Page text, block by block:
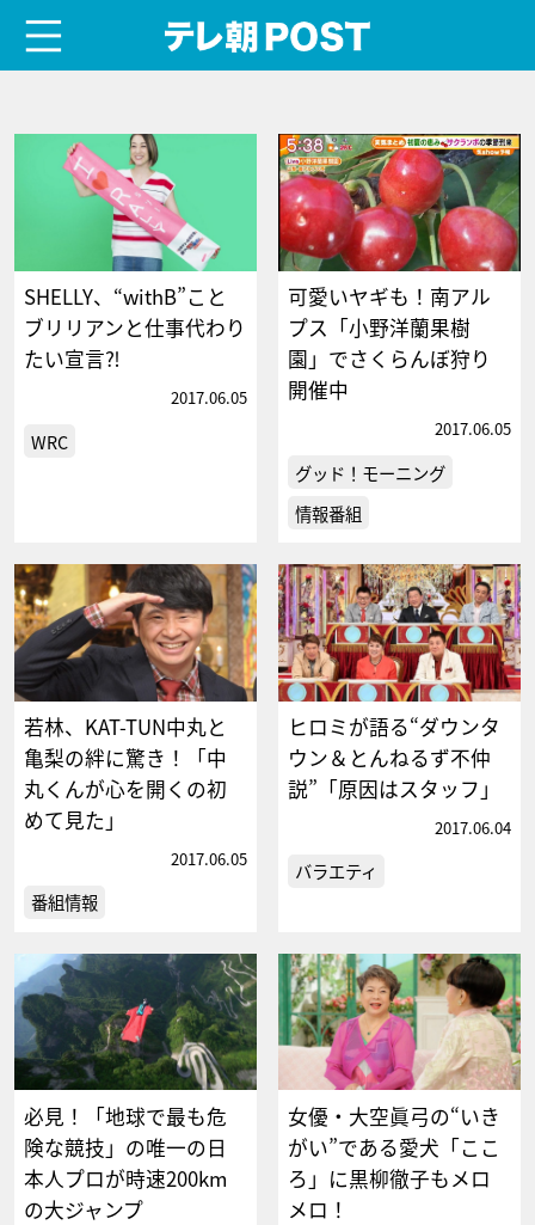
SHELLY、“withB”こと
ブリリアンと仕事代わり
たい宣言⁈
2017.06.05
WRC
可愛いヤギも！南アル
プス「小野洋蘭果樹
園」でさくらんぼ狩り
開催中
2017.06.05
グッド！モーニング
情報番組
若林、KAT-TUN中丸と
亀梨の絆に驚き！「中
丸くんが心を開くの初
めて見た」
2017.06.05
番組情報
ヒロミが語る“ダウンタ
ウン＆とんねるず不仲
説”「原因はスタッフ」
2017.06.04
バラエティ
必見！「地球で最も危
険な競技」の唯一の日
本人プロが時速200km
の大ジャンプ
女優・大空眞弓の“いき
がい”である愛犬「ここ
ろ」に黒柳徹子もメロ
メロ！